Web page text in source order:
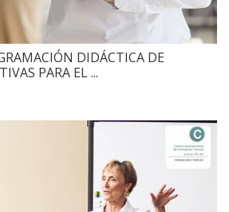
DIDÁCTICA DE
PARA EL ...